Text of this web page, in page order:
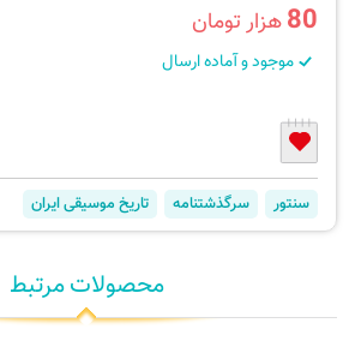
80هزار تومان
موجود و آماده ارسال
سنتور سرگذشتنامه تاریخ موسیقی ایران
محصولات مرتبط